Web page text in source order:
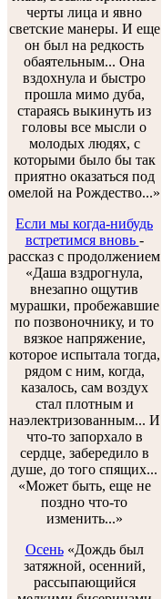
черты лица и явно
светские манеры. И еще
он был на редкость
обаятельным... Она
вздохнула и быстро
прошла мимо дуба,
стараясь выкинуть из
головы все мысли о
молодых людях, с
которыми было бы так
приятно оказаться под
омелой на Рождество...»
Если мы когда-нибудь
встретимся вновь -
рассказ с продолжением
«Даша вздрогнула,
внезапно ощутив
мурашки, пробежавшие
по позвоночнику, и то
вязкое напряжение,
которое испытала тогда,
рядом с ним, когда,
казалось, сам воздух
стал плотным и
наэлектризованным... И
что-то запорхало в
сердце, забередило в
душе, до того спящих...
«Может быть, еще не
поздно что-то
изменить...»
Осень«Дождь был
затяжной, осенний,
рассыпающийся